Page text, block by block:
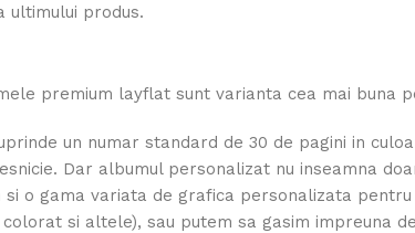
ultimului produs.
premium layflat sunt varianta cea mai buna
un numar standard de 30 de pagini in
Dar albumul personalizat nu inseamna
o gama variata de grafica personalizata
si altele), sau putem sa gasim impreuna